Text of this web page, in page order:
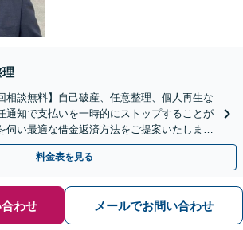
理
相談無料】自己破産、任意整理、個人再生な
通知で支払いを一時的にストップすることが
伺い最適な借金返済方法をご提案いたしま
迅速対応し解決へ導きます。
料金表を見る
わせ メールでお問い合わせ